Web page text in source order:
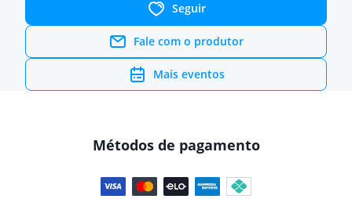
Seguir
Fale com o produtor
Mais eventos
Métodos de pagamento